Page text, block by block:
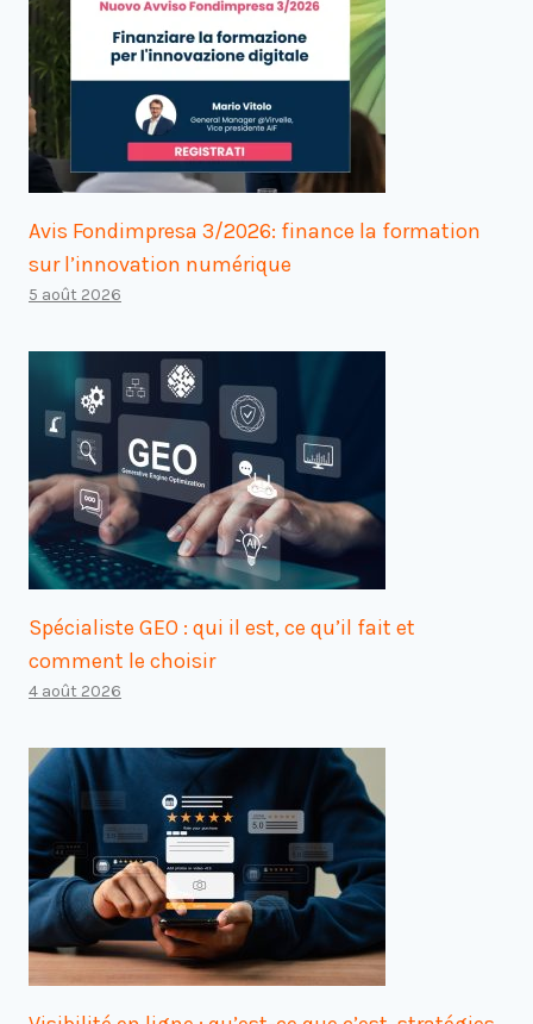
Avis Fondimpresa 3/2026: finance la formation
sur l’innovation numérique
5 août 2026
Spécialiste GEO : qui il est, ce qu’il fait et
comment le choisir
4 août 2026